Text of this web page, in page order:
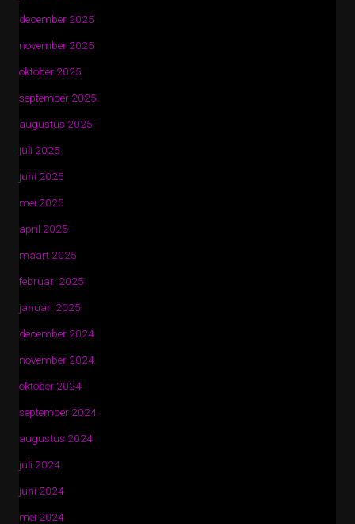
december 2025
november 2025
oktober 2025
september 2025
augustus 2025
juli 2025
juni 2025
mei 2025
april 2025
maart 2025
februari 2025
januari 2025
december 2024
november 2024
oktober 2024
september 2024
augustus 2024
juli 2024
juni 2024
mei 2024